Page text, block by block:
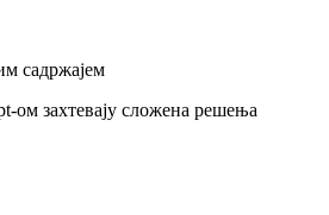
садржајем
ом захтевају сложена решења